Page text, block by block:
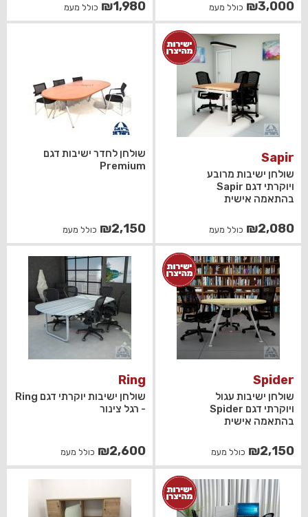
₪3,000 כולל מעמ ₪1,980 כולל מעמ
Sapir
שולחן ישיבות מרובע
ויוקרתי דגם Sapir
בהתאמה אישית
₪2,080 כולל מעמ
שולחן לחדר ישיבות דגם
Premium
₪2,150 כולל מעמ
Spider
שולחן ישיבות עגול
ויוקרתי דגם Spider
בהתאמה אישית
₪2,150 כולל מעמ
Ring
שולחן ישיבות יוקרתי דגם Ring
- רגל צינור
₪2,600 כולל מעמ